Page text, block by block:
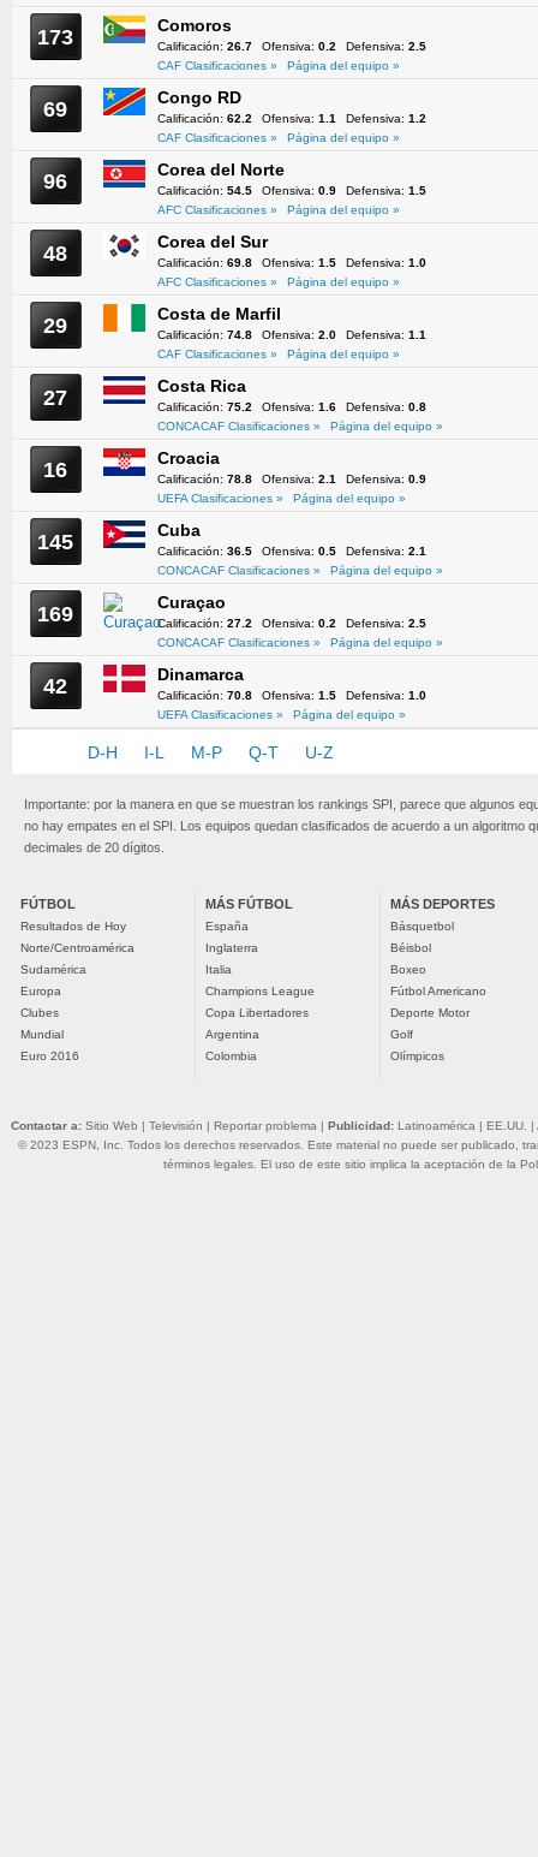
173 Comoros
Calificación: 26.7 Ofensiva: 0.2 Defensiva: 2.5
CAF Clasificaciones »
Página del equipo »
69 Congo RD
Calificación: 62.2 Ofensiva: 1.1 Defensiva: 1.2
CAF Clasificaciones »
Página del equipo »
96 Corea del Norte
Calificación: 54.5 Ofensiva: 0.9 Defensiva: 1.5
AFC Clasificaciones »
Página del equipo »
48 Corea del Sur
Calificación: 69.8 Ofensiva: 1.5 Defensiva: 1.0
AFC Clasificaciones »
Página del equipo »
29 Costa de Marfil
Calificación: 74.8 Ofensiva: 2.0 Defensiva: 1.1
CAF Clasificaciones »
Página del equipo »
27 Costa Rica
Calificación: 75.2 Ofensiva: 1.6 Defensiva: 0.8
CONCACAF Clasificaciones »
Página del equipo »
16 Croacia
Calificación: 78.8 Ofensiva: 2.1 Defensiva: 0.9
UEFA Clasificaciones »
Página del equipo »
145 Cuba
Calificación: 36.5 Ofensiva: 0.5 Defensiva: 2.1
CONCACAF Clasificaciones »
Página del equipo »
169 Curaçao
Calificación: 27.2 Ofensiva: 0.2 Defensiva: 2.5
CONCACAF Clasificaciones »
Página del equipo »
42 Dinamarca
Calificación: 70.8 Ofensiva: 1.5 Defensiva: 1.0
UEFA Clasificaciones »
Página del equipo »
D-H I-L M-P Q-T U-Z
Importante: por la manera en que se muestran los rankings SPI, parece que algunos
no hay empates en el SPI. Los equipos quedan clasificados de acuerdo a un algoritmo
decimales de 20 dígitos.
FÚTBOL
Resultados de Hoy
Norte/Centroamérica
Sudamérica
Europa
Clubes
Mundial
Euro 2016
MÁS FÚTBOL
España
Inglaterra
Italia
Champions League
Copa Libertadores
Argentina
Colombia
MÁS DEPORTES
Básquetbol
Béisbol
Boxeo
Fútbol Americano
Deporte Motor
Golf
Olímpicos
Contactar a: Sitio Web | Televisión | Reportar problema | Publicidad: Latinoamérica | EE.UU. |
© 2023 ESPN, Inc. Todos los derechos reservados. Este material no puede ser publicado,
términos legales. El uso de este sitio implica la aceptación de la